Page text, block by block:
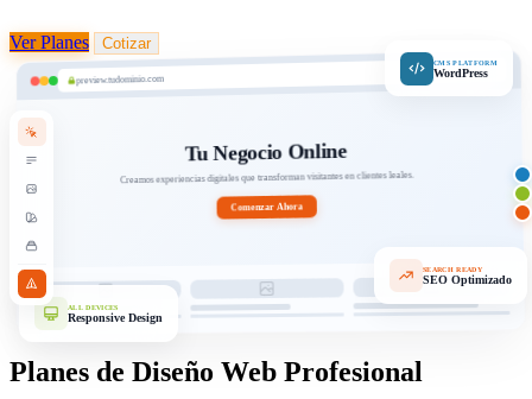
Ver Planes Cotizar
CMS PLATFORM
WordPress
ALL DEVICES
Responsive Design
SEARCH READY
SEO Optimizado
preview.tudominio.com
Tu Negocio Online
Creamos experiencias digitales que transforman visitantes en clientes leales.
Comenzar Ahora
Planes de Diseño Web Profesional